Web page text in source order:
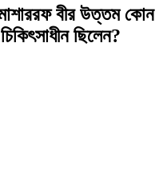
বীর উত্তম কোন
ছিলেন?